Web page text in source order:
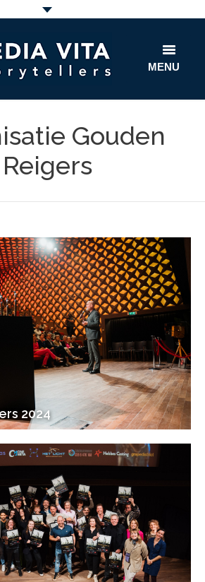
MENU
film
fun
Gouden
Reigers
2024